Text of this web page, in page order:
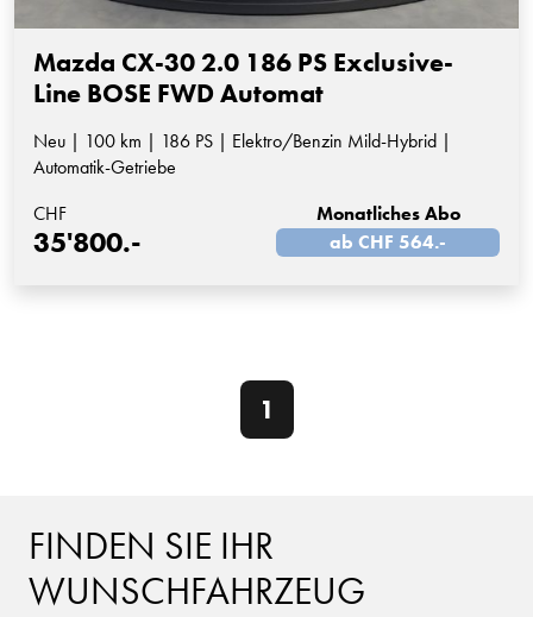
Mazda CX-30 2.0 186 PS Exclusive-
Line BOSE FWD Automat
Neu | 100 km | 186 PS | Elektro/Benzin Mild-Hybrid |
Automatik-Getriebe
CHF
35'800.-
Monatliches Abo
ab CHF 564.-
1
FINDEN SIE IHR
WUNSCHFAHRZEUG